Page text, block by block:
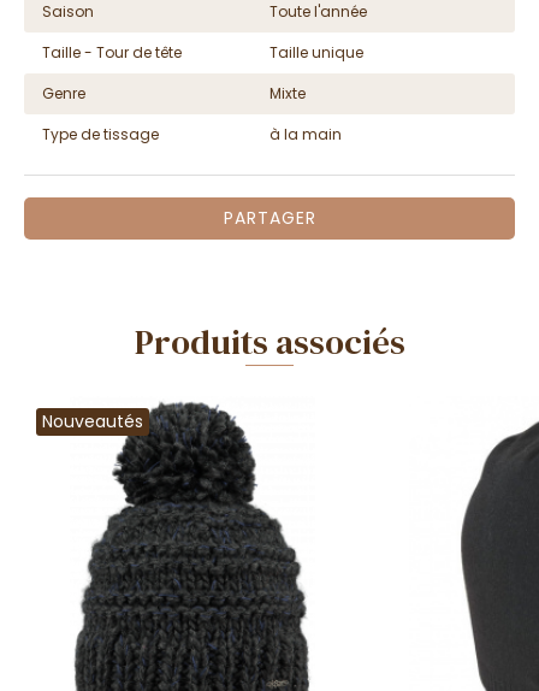
Saison
Toute l'année
Taille - Tour de tête
Taille unique
Genre
Mixte
Type de tissage
à la main
PARTAGER
Produits associés
Nouveautés